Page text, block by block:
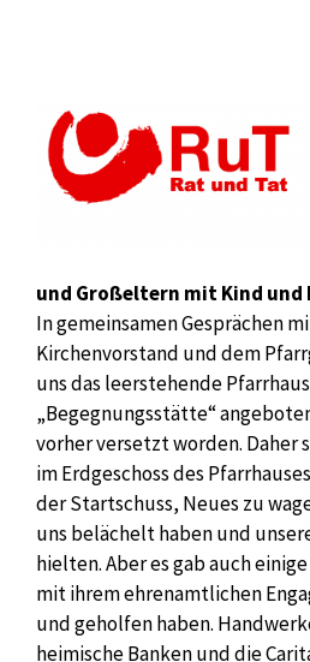
und Großeltern mit Kind und
In gemeinsamen Gesprächen
Kirchenvorstand und dem
uns das leerstehende
„Begegnungsstätte“
vorher versetzt worden. Daher
im Erdgeschoss des
der Startschuss, Neues zu
uns belächelt haben und
hielten. Aber es gab auch
mit ihrem ehrenamtlichen
und geholfen haben.
heimische Banken und die